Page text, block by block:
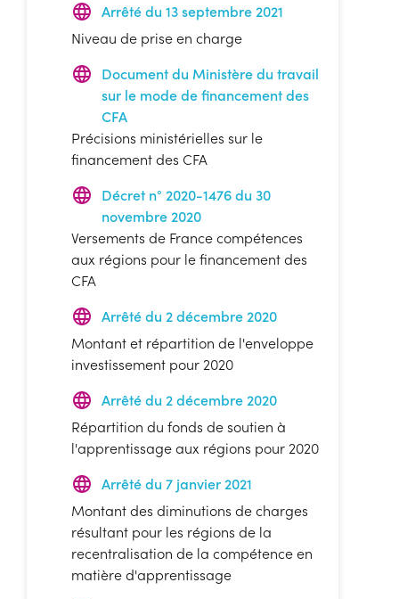
Arrêté du 13 septembre 2021
Niveau de prise en charge
Document du Ministère du travail
sur le mode de financement des
CFA
Précisions ministérielles sur le
financement des CFA
Décret n° 2020-1476 du 30
novembre 2020
Versements de France compétences
aux régions pour le financement des
CFA
Arrêté du 2 décembre 2020
Montant et répartition de l'enveloppe
investissement pour 2020
Arrêté du 2 décembre 2020
Répartition du fonds de soutien à
l'apprentissage aux régions pour 2020
Arrêté du 7 janvier 2021
Montant des diminutions de charges
résultant pour les régions de la
recentralisation de la compétence en
matière d'apprentissage